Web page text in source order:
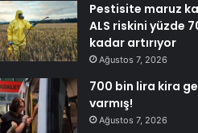
Pestisite maruz
ALS riskini yüzde
kadar artırıyor
Ağustos 7, 2026
700 bin lira kira
varmış!
Ağustos 7, 2026